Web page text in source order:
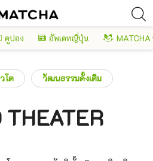
คูปอง อัพเดทญี่ปุ่น
โต วัฒนธรรมดั้งเดิม
THEATER